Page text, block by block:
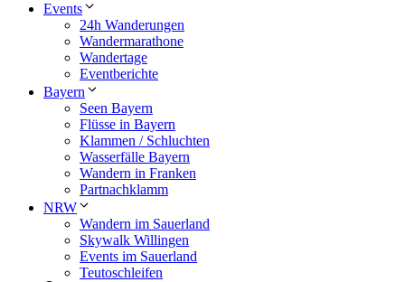
Events
24h Wanderungen
Wandermarathone
Wandertage
Eventberichte
Bayern
Seen Bayern
Flüsse in Bayern
Klammen / Schluchten
Wasserfälle Bayern
Wandern in Franken
Partnachklamm
NRW
Wandern im Sauerland
Skywalk Willingen
Events im Sauerland
Teutoschleifen